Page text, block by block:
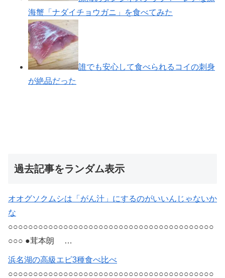
海蟹「ナダイチョウガニ」を食べてみた
誰でも安心して食べられるコイの刺身
が絶品だった
過去記事をランダム表示
オオグソクムシは「がん汁」にするのがいいんじゃないか
な
○○○○○○○○○○○○○○○○○○○○○○○○○○○○○○○○○○○○○○○○○
○○○ ●茸本朗 …
浜名湖の高級エビ3種食べ比べ
○○○○○○○○○○○○○○○○○○○○○○○○○○○○○○○○○○○○○○○○○